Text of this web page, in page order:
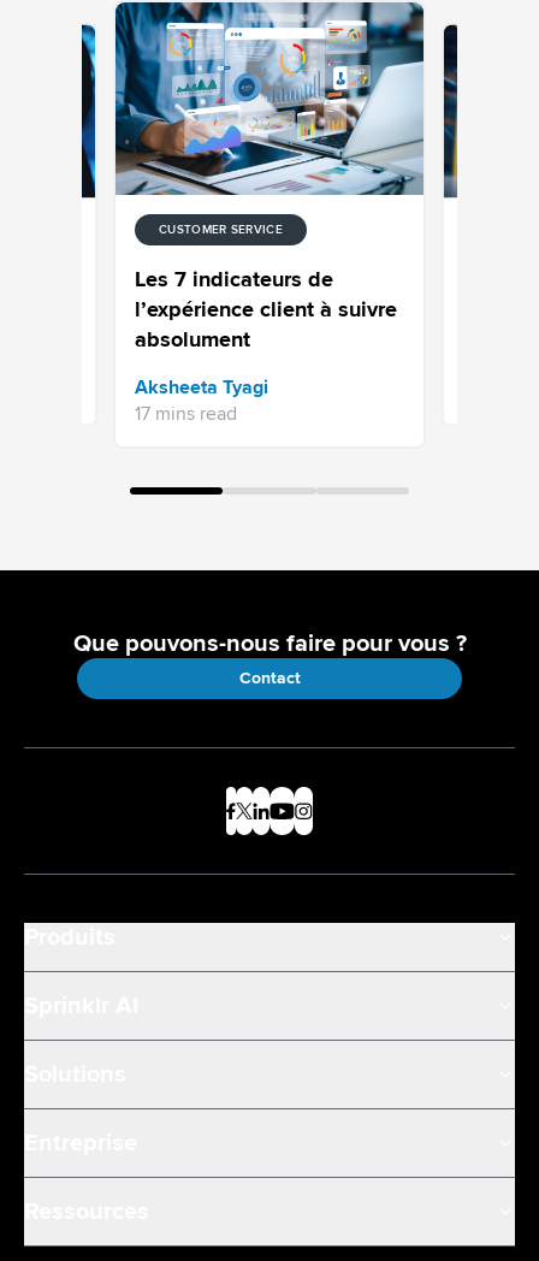
CUSTOMER SERVICE
Les 7 indicateurs de
l’expérience client à suivre
absolument
Aksheeta Tyagi
17 mins read
Que pouvons-nous faire pour vous ?
Contact